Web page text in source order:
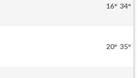
16° 34°
20° 35°